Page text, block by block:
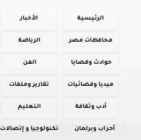
الرئيسية الأخبار
محافظات مصر الرياضة
حوادث وقضايا الفن
ميديا وفضائيات تقارير وملفات
أدب وثقافة التعليم
أحزاب وبرلمان تكنولوجيا و إتصالات